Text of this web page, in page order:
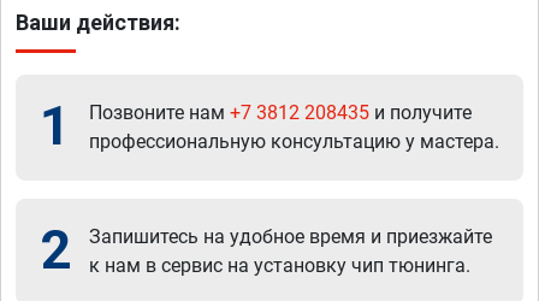
Ваши действия:
1 Позвоните нам +7 3812 208435 и получите
профессиональную консультацию у мастера.
2
Запишитесь на удобное время и приезжайте
к нам в сервис на установку чип тюнинга.